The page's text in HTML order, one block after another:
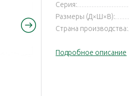
Серия:
Размеры (Д×Ш×В):
Страна производства:
Подробное описание